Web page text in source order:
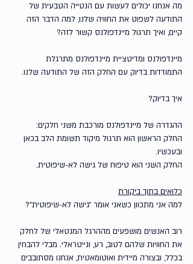
מה אנחנו יכולים לעשות עם הנטייה הטבעית של
התודעה לשפוט את החוויה שלנו, למה הדבר הזה
קיים, ואיך תרגול מיינדפולנס קשור לזה?
מיינדפולנס ומדיטציית מיינדפולנס מתרגלת
התמודדות בדיוק עם החלק הזה של התודעה שלנו.
איך בדיוק?
ההגדרה של מיינדפולנס מורכבת משני חלקים:
החלק הראשון הוא תרגול מיקוד תשומת הלב בכאן
ובעכשיו.
החלק השני הוא טיפוח של גישה לא-שיפוטית.
כלואים בתוך ביקורת
למה אני מתכוון כשאני אומר ״גישה לא-שיפוטית״?
רוב האנשים מושפעים מההרגל המנטאלי של לחלק
את החוויות שלהם לטוב, רע, ונייטראלי. מבלי להבחין
בכלל, ובצורה מיידית ואוטומאטית, אנחנו מסתובבים